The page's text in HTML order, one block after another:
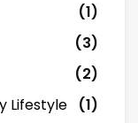
(1)
(3)
(2)
Lifestyle
(1)